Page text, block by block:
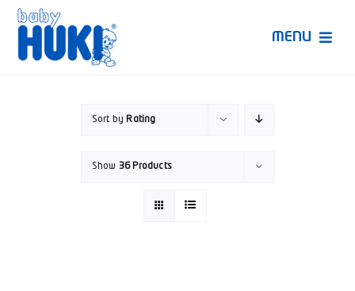
Skip
content
MENU
Sort by Rating
Show 36 Products